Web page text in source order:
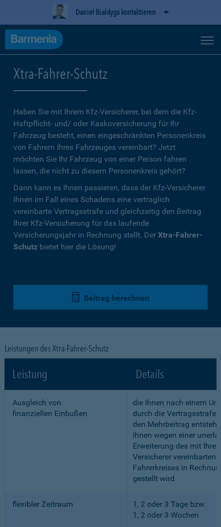
Daniel Bialdyga kontaktieren
Xtra-Fahrer-Schutz
Haben Sie mit Ihrem Kfz-Versicherer, bei dem die Kfz-
Haftpflicht- und/ oder Kaskoversicherung für Ihr
Fahrzeug besteht, einen eingeschränkten Personenkreis
von Fahrern Ihres Fahrzeuges vereinbart? Jetzt
möchten Sie Ihr Fahrzeug von einer Person fahren
lassen, die nicht zu diesem Personenkreis gehört?
Dann kann es Ihnen passieren, dass der Kfz-Versicherer
Ihnen im Fall eines Schadens eine vertraglich
vereinbarte Vertragsstrafe und gleichzeitig den Beitrag
Ihrer Kfz-Versicherung für das laufende
Versicherungsjahr in Rechnung stellt. Der Xtra-Fahrer-
Schutz bietet hier die Lösung!
Beitrag berechnen
Leistungen des Xtra-Fahrer-Schutz
Leistung Details
Ausgleich von
finanziellen Einbußen
die Ihnen nach einem
durch die Vertragsstrafe
den Mehrbeitrag
Ihnen wegen einer
Erweiterung des mit
Versicherer vereinbarten
Fahrerkreises in
gestellt wird
flexibler Zeitraum
1, 2 oder 3 Tage bzw.
1, 2 oder 3 Wochen